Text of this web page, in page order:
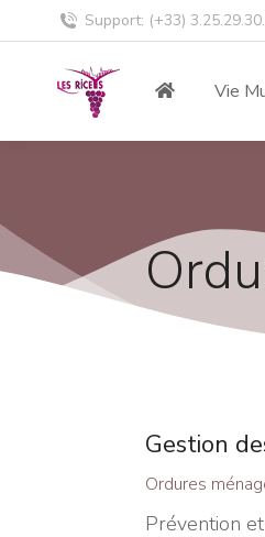
Support: (+33)
Vie
Gestion
Ordures
Prévention